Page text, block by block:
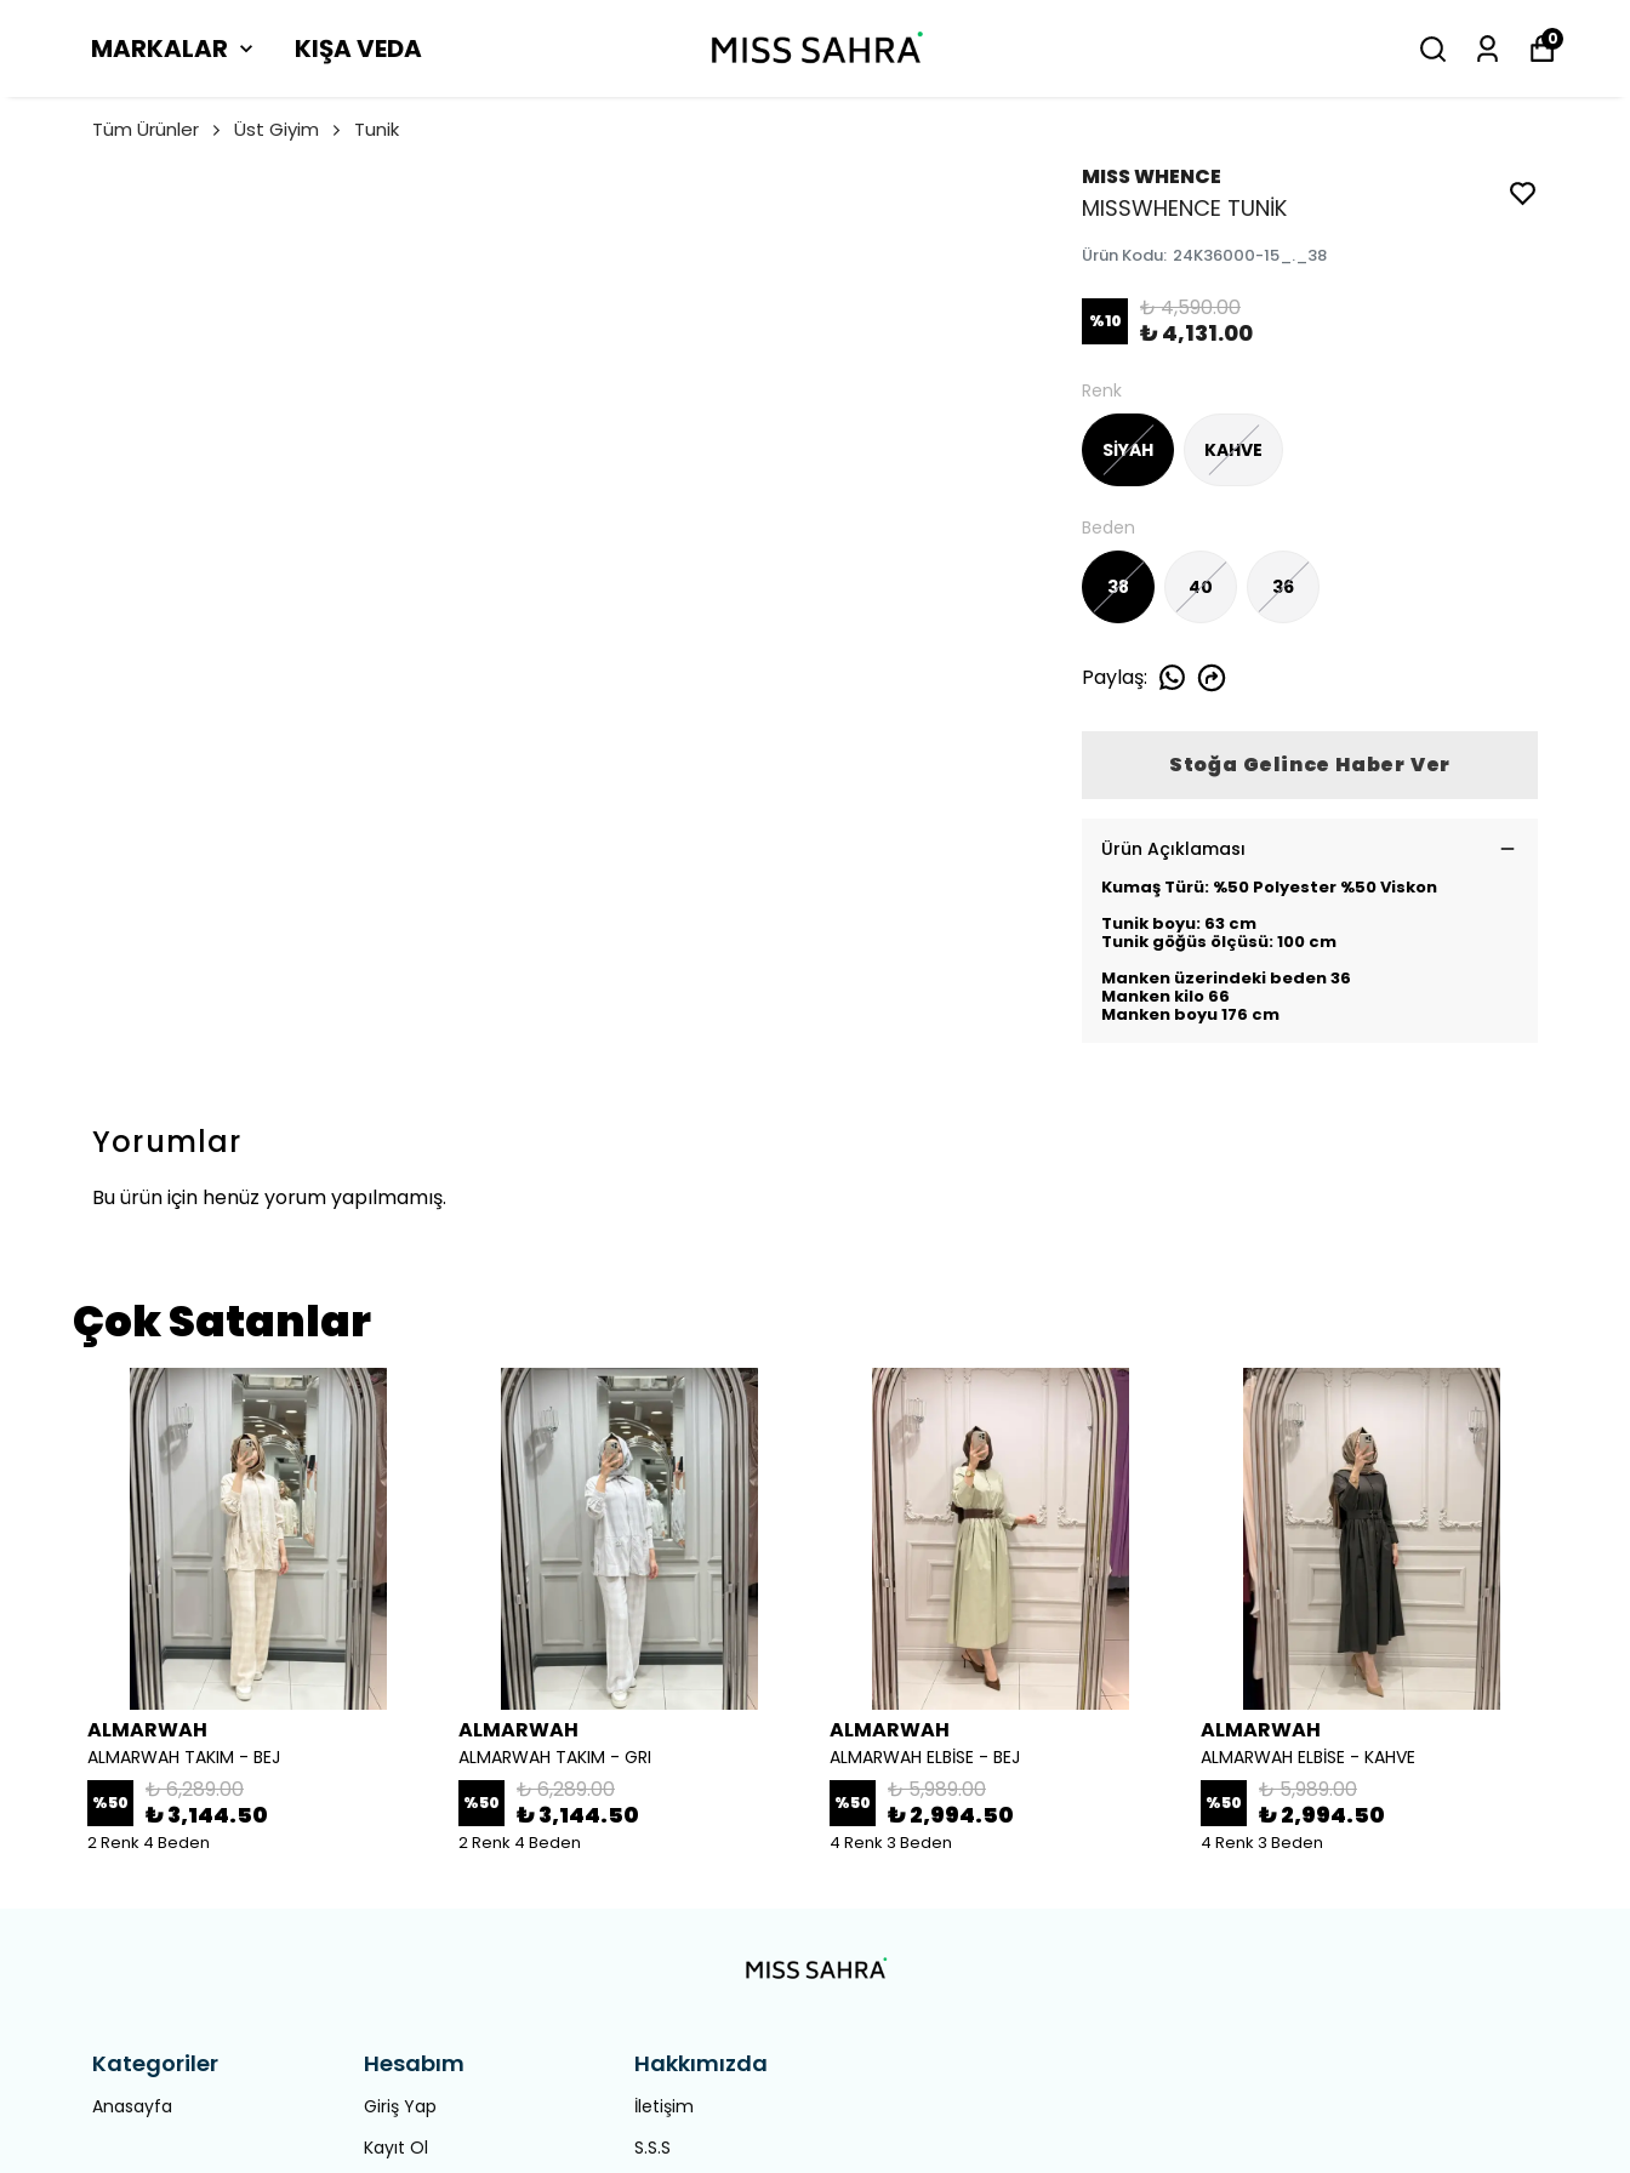
MARKALAR KIŞA VEDA 0
Tüm Ürünler Üst Giyim Tunik
MISS WHENCE
MISSWHENCE TUNİK
Ürün Kodu: 24K36000-15_._38
%10 ₺ 4,590.00
₺ 4,131.00
Renk
SİYAH KAHVE
Beden
38 40 36
Paylaş:
Stoğa Gelince Haber Ver
Ürün Açıklaması
Kumaş Türü: %50 Polyester %50 Viskon
Tunik boyu: 63 cm
Tunik göğüs ölçüsü: 100 cm
Manken üzerindeki beden 36
Manken kilo 66
Manken boyu 176 cm
Yorumlar
Bu ürün için henüz yorum yapılmamış.
Çok Satanlar
ALMARWAH
ALMARWAH TAKIM - BEJ
%50 ₺ 6,289.00
₺ 3,144.50
2 Renk 4 Beden
ALMARWAH
ALMARWAH TAKIM - GRI
%50 ₺ 6,289.00
₺ 3,144.50
2 Renk 4 Beden
ALMARWAH
ALMARWAH ELBİSE - BEJ
%50 ₺ 5,989.00
₺ 2,994.50
4 Renk 3 Beden
ALMARWAH
ALMARWAH ELBİSE - KAHVE
%50 ₺ 5,989.00
₺ 2,994.50
4 Renk 3 Beden
Kategoriler
Anasayfa
Hesabım
Giriş Yap
Kayıt Ol
Hakkımızda
İletişim
S.S.S